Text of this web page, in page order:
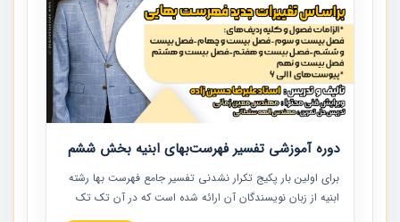
دوره آموزشی تفسیر فهرست‌بهای ابنیه بخش ششم
برای اولین بار پکیج تکرار نشدنی تفسیر جامع فهرست بها رشته
ابنیه از زبان نویسندگان آن ارائه شده است که در آن تک تک
ردیف ها و مطالب فهرست بها تفسیر و ارائه شده است. این